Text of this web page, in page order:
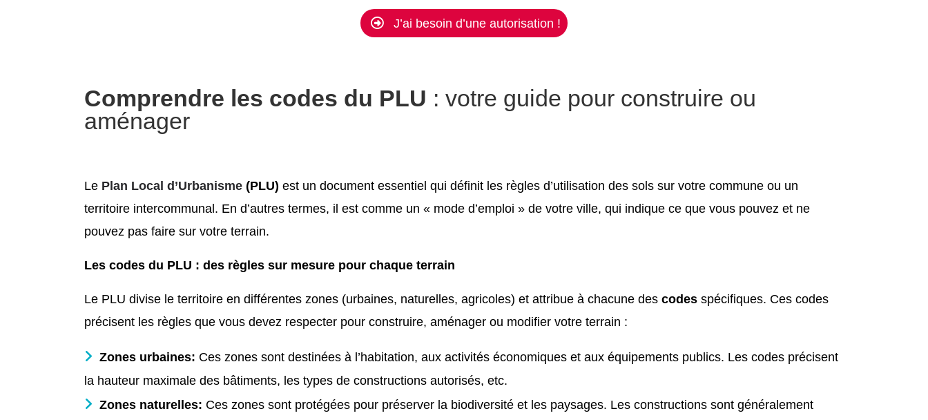
J’ai besoin d’une autorisation !
Comprendre les codes du PLU : votre guide pour construire ou
aménager
Le Plan Local d’Urbanisme (PLU) est un document essentiel qui définit les règles d’utilisation des sols sur votre commune ou un
territoire intercommunal. En d’autres termes, il est comme un « mode d’emploi » de votre ville, qui indique ce que vous pouvez et ne
pouvez pas faire sur votre terrain.
Les codes du PLU : des règles sur mesure pour chaque terrain
Le PLU divise le territoire en différentes zones (urbaines, naturelles, agricoles) et attribue à chacune des codes spécifiques. Ces codes
précisent les règles que vous devez respecter pour construire, aménager ou modifier votre terrain :
Zones urbaines: Ces zones sont destinées à l’habitation, aux activités économiques et aux équipements publics. Les codes précisent
la hauteur maximale des bâtiments, les types de constructions autorisés, etc.
Zones naturelles: Ces zones sont protégées pour préserver la biodiversité et les paysages. Les constructions sont généralement